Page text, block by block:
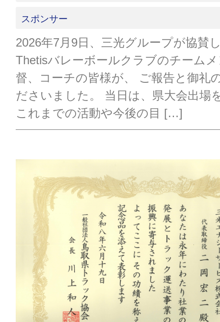
スポンサー
2026年7月9日、三光グループが協賛
Thetisバレーボールクラブのチーム
督、コーチの皆様が、 ご報告と御礼
ださいました。 当日は、県大会出場
これまでの活動や今後の目 […]